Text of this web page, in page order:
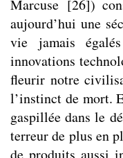
Marcuse [26])
aujourd’hui une
vie jamais
innovations
fleurir notre
l’instinct de mort.
gaspillée dans le
terreur de plus en
de produits aussi